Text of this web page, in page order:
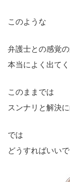
このような
弁護士との感覚
本当によく出て
このままでは
スンナリと解決
では
どうすればいい